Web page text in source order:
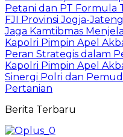
Petani dan PT Formula
FJI Provinsi Jogja-
Jaga Kamtibmas
Kapolri Pimpin Apel
Peran Strategis dalam
Kapolri Pimpin Apel
Sinergi Polri dan
Pertanian
Berita Terbaru